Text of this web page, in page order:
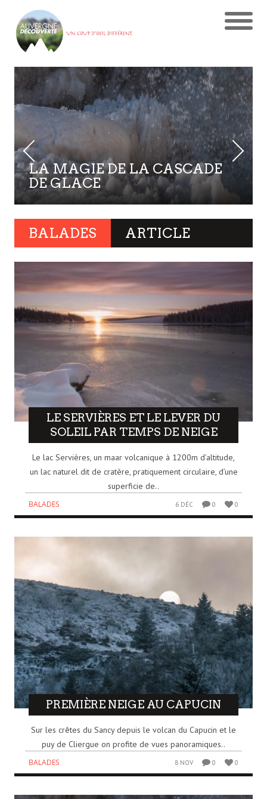
LE PIC DU BRIONNET, 927M
BALADES ARTICLE
LE SERVIÈRES ET LE LEVER DU
SOLEIL PAR TEMPS DE NEIGE
Le lac Servières, un maar volcanique à 1200m d’altitude,
un lac naturel dit de cratère, pratiquement circulaire, d’une
superficie de..
BALADES 6 DÉC 0 0
PREMIÈRE NEIGE AU CAPUCIN
Sur les crêtes du Sancy depuis le volcan du Capucin et le
puy de Cliergue on profite de vues panoramiques..
BALADES 8 NOV 0 0